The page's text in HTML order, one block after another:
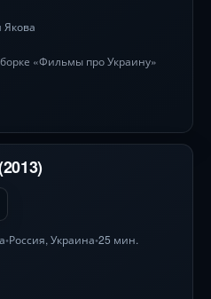
«Фильмы про Украину»
•Россия, Украина•25 мин.